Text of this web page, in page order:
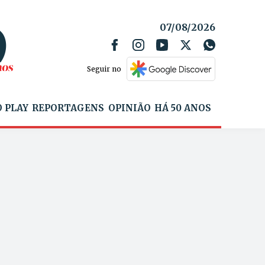
07/08/2026
Seguir no
PLAY REPORTAGENS OPINIÃO HÁ 50 ANOS